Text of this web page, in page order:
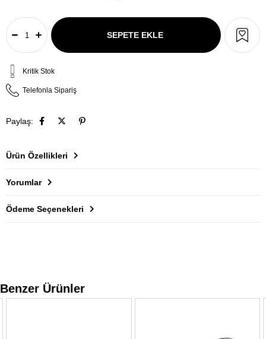
Kritik Stok
Telefonla Sipariş
Paylaş:
Ürün Özellikleri
Yorumlar
Ödeme Seçenekleri
Benzer Ürünler